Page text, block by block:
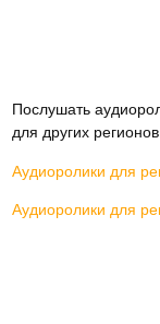
Послушать
для других
Аудиоролики для
Аудиоролики для